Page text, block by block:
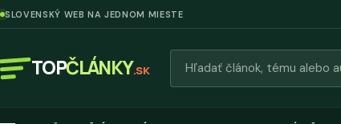
SLOVENSKÝ WEB NA JEDNOM MIESTE
TOPČLÁNKY.SK